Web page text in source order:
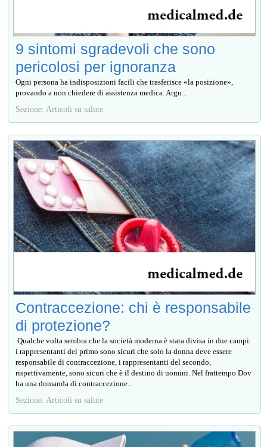
9 sintomi sgradevoli che sono
pericolosi per ignoranza
Ogni persona ha indisposizioni facili che trasferisce «la posizione»,
provando a non chiedere di assistenza medica. Argu...
Sezione: Articoli su salute
Contraccezione: chi è responsabile
di protezione?
Qualche volta sembra che la società moderna è stata divisa in due campi:
i rappresentanti del primo sono sicuri che solo la donna deve essere
responsabile di contraccezione, i rappresentanti del secondo,
rispettivamente, sono sicuri che è il destino di uomini. Nel frattempo Dov
ha una domanda di contraccezione...
Sezione: Articoli su salute